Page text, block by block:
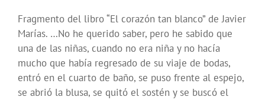
Fragmento del libro “El corazón tan blanco” de Javier
Marías. …No he querido saber, pero he sabido que
una de las niñas, cuando no era niña y no hacía
mucho que había regresado de su viaje de bodas,
entró en el cuarto de baño, se puso frente al espejo,
se abrió la blusa, se quitó el sostén y se buscó el